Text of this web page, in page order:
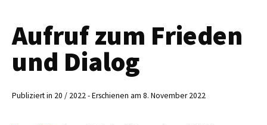
Aufruf zum Frieden
und Dialog
Publiziert in 20 / 2022 - Erschienen am 8. November 2022